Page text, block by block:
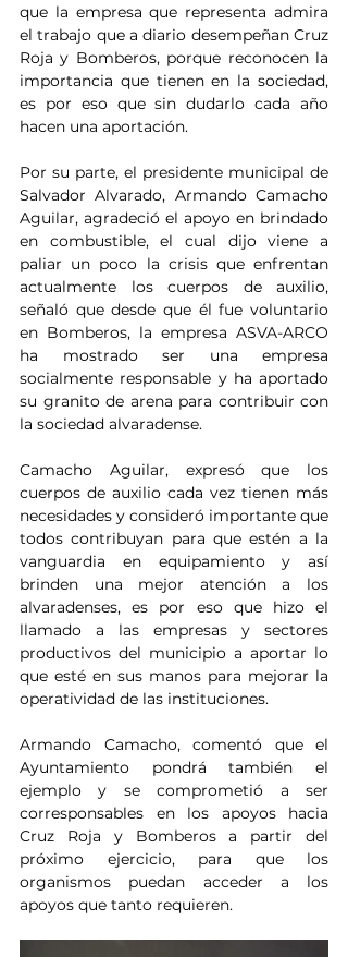
que la empresa que representa admira
el trabajo que a diario desempeñan Cruz
Roja y Bomberos, porque reconocen la
importancia que tienen en la sociedad,
es por eso que sin dudarlo cada año
hacen una aportación.
Por su parte, el presidente municipal de
Salvador Alvarado, Armando Camacho
Aguilar, agradeció el apoyo en brindado
en combustible, el cual dijo viene a
paliar un poco la crisis que enfrentan
actualmente los cuerpos de auxilio,
señaló que desde que él fue voluntario
en Bomberos, la empresa ASVA-ARCO
ha mostrado ser una empresa
socialmente responsable y ha aportado
su granito de arena para contribuir con
la sociedad alvaradense.
Camacho Aguilar, expresó que los
cuerpos de auxilio cada vez tienen más
necesidades y consideró importante que
todos contribuyan para que estén a la
vanguardia en equipamiento y así
brinden una mejor atención a los
alvaradenses, es por eso que hizo el
llamado a las empresas y sectores
productivos del municipio a aportar lo
que esté en sus manos para mejorar la
operatividad de las instituciones.
Armando Camacho, comentó que el
Ayuntamiento pondrá también el
ejemplo y se comprometió a ser
corresponsables en los apoyos hacia
Cruz Roja y Bomberos a partir del
próximo ejercicio, para que los
organismos puedan acceder a los
apoyos que tanto requieren.